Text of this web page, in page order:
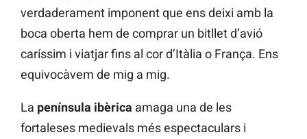
verdaderament imponent que ens deixi amb la
boca oberta hem de comprar un bitllet d’avió
caríssim i viatjar fins al cor d’Itàlia o França. Ens
equivocàvem de mig a mig.
La península ibèrica amaga una de les
fortaleses medievals més espectaculars i